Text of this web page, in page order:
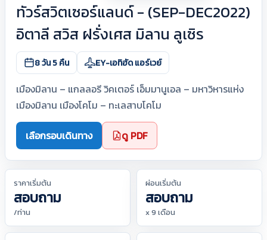
ทัวร์สวิตเซอร์แลนด์ - (SEP-DEC2022)
อิตาลี สวิส ฝรั่งเศส มิลาน ลูเซิร
8 วัน 5 คืน EY-เอทิฮัด แอร์เวย์
เมืองมิลาน – แกลลอรี วิคเตอร์ เอ็มมานูเอล – มหาวิหารแห่ง
เมืองมิลาน เมืองโคโม – ทะเลสาบโคโม
เลือกรอบเดินทาง ดู PDF
ราคาเริ่มต้น
สอบถาม
/ท่าน
ผ่อนเริ่มต้น
สอบถาม
x 9 เดือน